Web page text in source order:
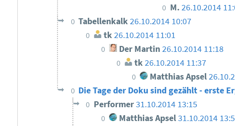
0 M.26.10.2014
0 Tabellenkalk26.10.2014 10:07
0 tk26.10.2014 11:01
0 Der Martin26.10.2014 11:18
0 tk26.10.2014 11:37
0 Matthias Apsel
0 Die Tage der Doku sind gezählt - erste
0 Performer31.10.2014 13:15
0 Matthias Apsel31.10.2014